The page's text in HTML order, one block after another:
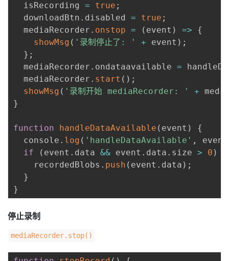
  isRecording
= true ;
  downloadBtn
. disabled = true ;
  mediaRecorder
. onstop = ( event ) =>
{
showMsg ( '录制停止了: ' + event ) ;
} ;
  mediaRecorder
. ondataavailable =
  mediaRecorder
. start ( ) ;
showMsg ( '录制开始 mediaRecorder: ' +
}
function handleDataAvailable ( event )
{
  console
. log ( 'handleDataAvailable' , event
if
( event . data && event . data . size > 0 )
    recordedBlobs
. push ( event . data ) ;
}
}
停止录制
mediaRecorder.stop()